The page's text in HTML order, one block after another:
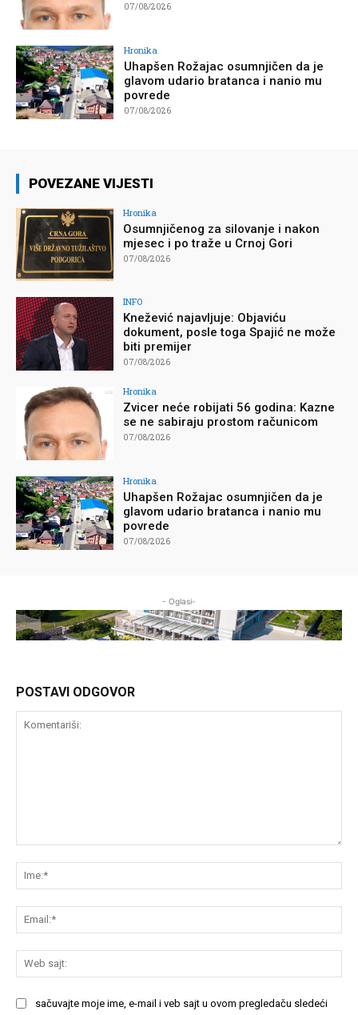
07/08/2026
Hronika
Uhapšen Rožajac osumnjičen da je
glavom udario bratanca i nanio mu
povrede
07/08/2026
POVEZANE VIJESTI
Hronika
Osumnjičenog za silovanje i nakon
mjesec i po traže u Crnoj Gori
07/08/2026
INFO
Knežević najavljuje: Objaviću
dokument, posle toga Spajić ne može
biti premijer
07/08/2026
Hronika
Zvicer neće robijati 56 godina: Kazne
se ne sabiraju prostom računicom
07/08/2026
Hronika
Uhapšen Rožajac osumnjičen da je
glavom udario bratanca i nanio mu
povrede
07/08/2026
- Oglasi-
POSTAVI ODGOVOR
sačuvajte moje ime, e-mail i veb sajt u ovom pregledaču sledeći